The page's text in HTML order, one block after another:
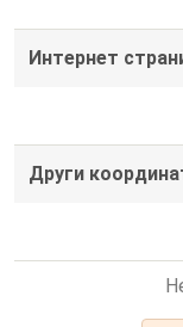
Интернет
Други